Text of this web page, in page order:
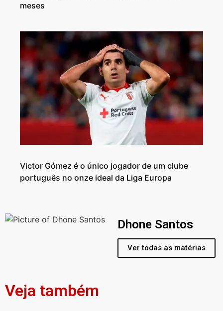
meses
Victor Gómez é o único jogador de um clube
português no onze ideal da Liga Europa
Dhone Santos
Ver todas as matérias
Veja também